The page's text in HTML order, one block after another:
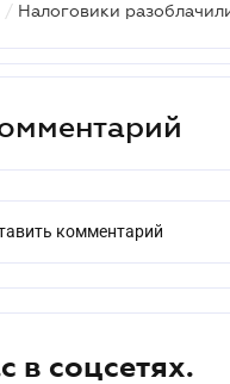
/
комментарий
в соцсетях.